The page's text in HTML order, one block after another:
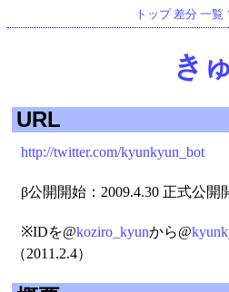
トップ 差分 一覧
き
URL
http://twitter.com/kyunkyun_bot
β公開開始：2009.4.30 正式公開
※IDを@koziro_kyunから@
（2011.2.4）